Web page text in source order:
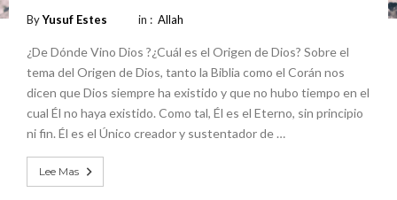
ByYusuf Estes in : Allah
¿De Dónde Vino Dios ?¿Cuál es el Origen de Dios? Sobre el
tema del Origen de Dios, tanto la Biblia como el Corán nos
dicen que Dios siempre ha existido y que no hubo tiempo en el
cual Él no haya existido. Como tal, Él es el Eterno, sin principio
ni fin. Él es el Único creador y sustentador de …
Lee Mas